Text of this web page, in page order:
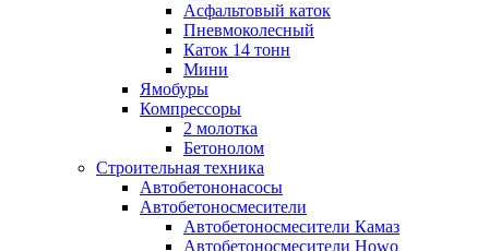
Асфальтовый каток
Пневмоколесный
Каток 14 тонн
Мини
Ямобуры
Компрессоры
2 молотка
Бетонолом
Строительная техника
Автобетононасосы
Автобетоносмесители
Автобетоносмесители Камаз
Автобетоносмесители Howo